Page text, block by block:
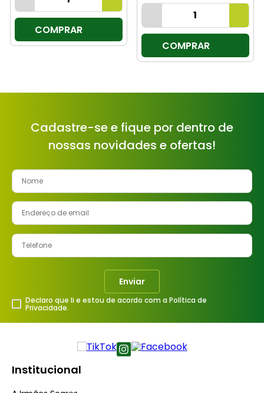
COMPRAR
COMPRAR
Cadastre-se e fique por dentro de
nossas novidades e ofertas!
Enviar
Declaro que li e estou de acordo com a Política de
Privacidade.
Institucional